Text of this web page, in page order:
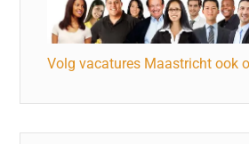
Volg vacatures Maastricht ook